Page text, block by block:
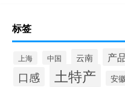
标签
上海 中国 云南 产
口感 土特产 安